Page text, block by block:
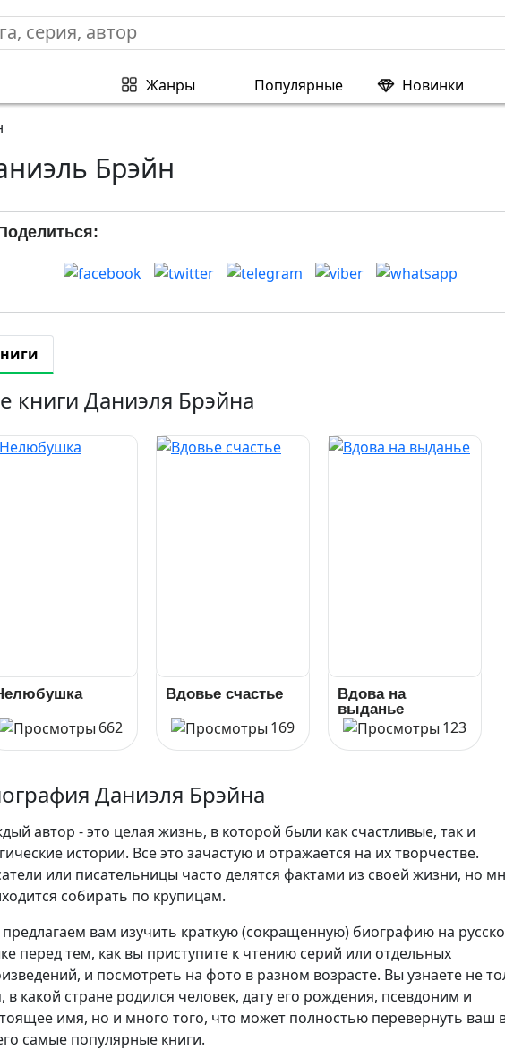
Жанры Популярные Новинки
Брэйн
книги Даниэля Брэйна
662
Вдовье счастье
169
Вдова на
выданье
123
Даниэля Брэйна
автор - это целая жизнь, в которой были как счастливые, так и
истории. Все это зачастую и отражается на их творчестве.
или писательницы часто делятся фактами из своей жизни, но
собирать по крупицам.
вам изучить краткую (сокращенную) биографию на
перед тем, как вы приступите к чтению серий или отдельных
и посмотреть на фото в разном возрасте. Вы узнаете не
в какой стране родился человек, дату его рождения, псевдоним и
имя, но и много того, что может полностью перевернуть ваш
самые популярные книги.